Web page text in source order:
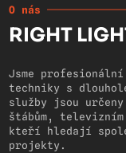
O nás
RIGHT
Jsme
techniky s
služby jsou určeny
štábům,
kteří hledají
projekty.